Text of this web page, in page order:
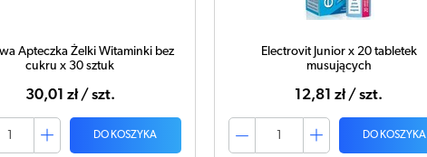
Apteczka Żelki Witaminki bez
cukru x 30 sztuk
30,01 zł / szt.
DO KOSZYKA
Electrovit Junior x 20 tabletek
musujących
12,81 zł / szt.
DO KOSZYKA